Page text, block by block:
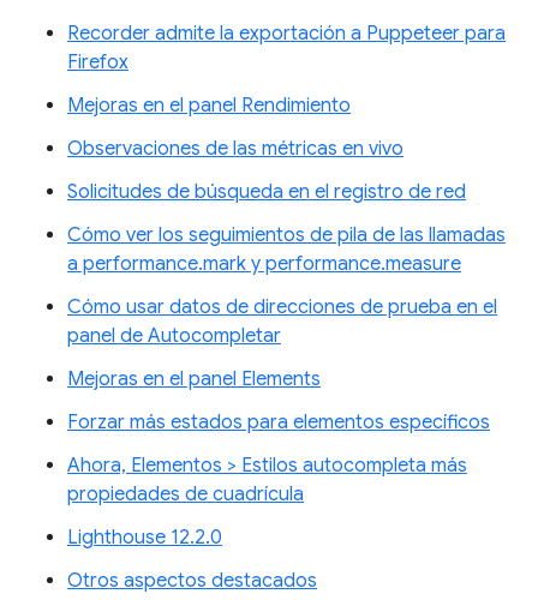
Recorder admite la exportación a Puppeteer para
Firefox
Mejoras en el panel Rendimiento
Observaciones de las métricas en vivo
Solicitudes de búsqueda en el registro de red
Cómo ver los seguimientos de pila de las llamadas
a performance.mark y performance.measure
Cómo usar datos de direcciones de prueba en el
panel de Autocompletar
Mejoras en el panel Elements
Forzar más estados para elementos específicos
Ahora, Elementos > Estilos autocompleta más
propiedades de cuadrícula
Lighthouse 12.2.0
Otros aspectos destacados